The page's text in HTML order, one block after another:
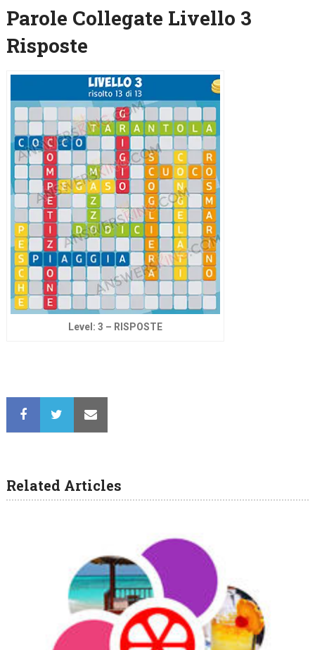
Parole Collegate Livello 3
Risposte
Level: 3 – RISPOSTE
Related Articles